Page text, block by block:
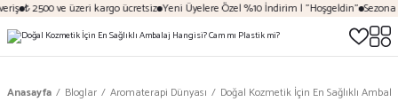
₺ 2500 ve üzeri kargo ücretsiz Yeni Üyelere Özel %10 İndirim | "Hoşgeldin" Sezona
Anasayfa Bloglar Aromaterapi Dünyası Doğal Kozmetik İçin En Sağlıklı